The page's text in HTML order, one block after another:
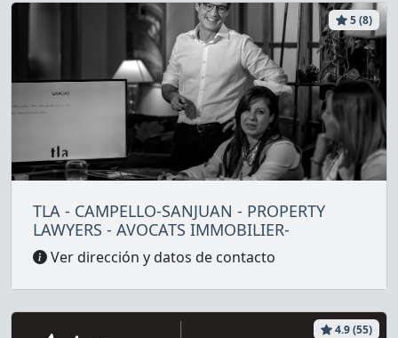
5 (8)
TLA - CAMPELLO-SANJUAN - PROPERTY
LAWYERS - AVOCATS IMMOBILIER-
Ver dirección y datos de contacto
4.9 (55)